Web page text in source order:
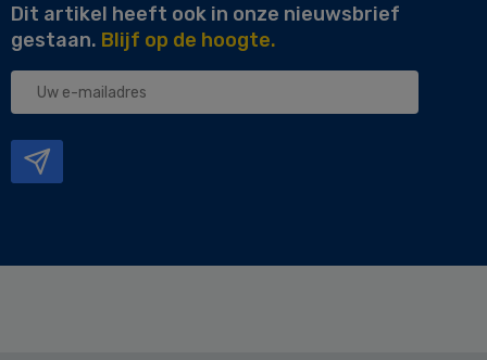
Dit artikel heeft ook in onze nieuwsbrief
gestaan. Blijf op de hoogte.
Uw